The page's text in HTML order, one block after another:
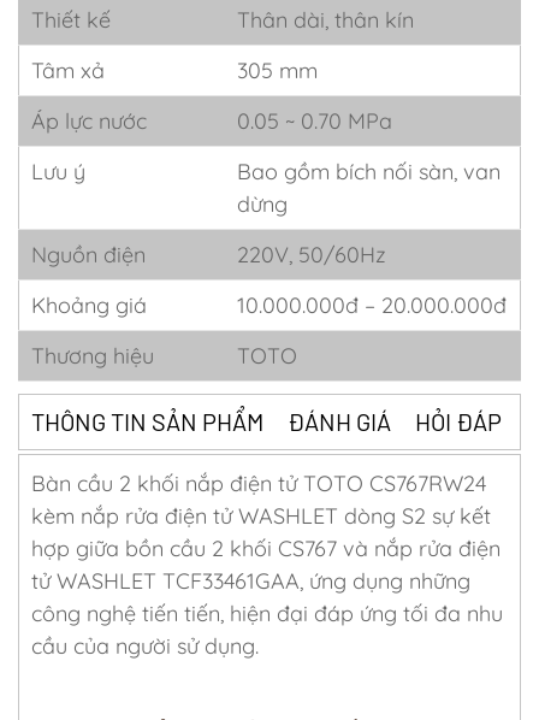
Thiết kế
Thân dài, thân kín
Tâm xả
305 mm
Áp lực nước
0.05 ~ 0.70 MPa
Lưu ý
Bao gồm bích nối sàn, van
dừng
Nguồn điện
220V, 50/60Hz
Khoảng giá
10.000.000đ – 20.000.000đ
Thương hiệu
TOTO
THÔNG TIN SẢN PHẨM ĐÁNH GIÁ HỎI ĐÁP
Bàn cầu 2 khối nắp điện tử TOTO CS767RW24
kèm nắp rửa điện tử WASHLET dòng S2 sự kết
hợp giữa bồn cầu 2 khối CS767 và nắp rửa điện
tử WASHLET TCF33461GAA, ứng dụng những
công nghệ tiến tiến, hiện đại đáp ứng tối đa nhu
cầu của người sử dụng.